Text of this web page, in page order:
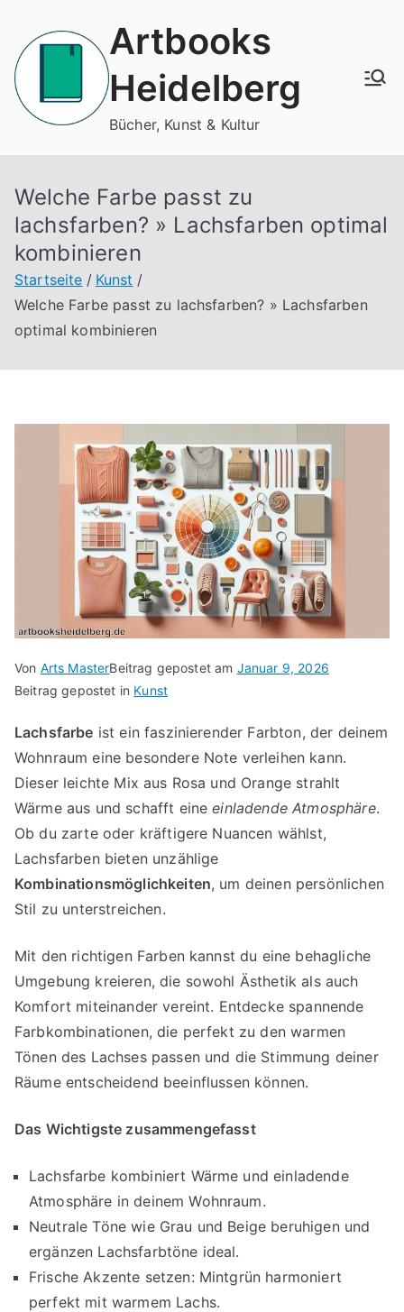
Inhalt
springen
Artbooks
Heidelberg
Bücher, Kunst & Kultur
Welche Farbe passt zu
lachsfarben? » Lachsfarben optimal
kombinieren
Startseite
Kunst
Welche Farbe passt zu lachsfarben? » Lachsfarben
optimal kombinieren
Von Arts MasterBeitrag gepostet am Januar 9, 2026
Beitrag gepostet in Kunst
Lachsfarbe ist ein faszinierender Farbton, der deinem
Wohnraum eine besondere Note verleihen kann.
Dieser leichte Mix aus Rosa und Orange strahlt
Wärme aus und schafft eineeinladende Atmosphäre.
Ob du zarte oder kräftigere Nuancen wählst,
Lachsfarben bieten unzählige
Kombinationsmöglichkeiten, um deinen persönlichen
Stil zu unterstreichen.
Mit den richtigen Farben kannst du eine behagliche
Umgebung kreieren, die sowohl Ästhetik als auch
Komfort miteinander vereint. Entdecke spannende
Farbkombinationen, die perfekt zu den warmen
Tönen des Lachses passen und die Stimmung deiner
Räume entscheidend beeinflussen können.
Das Wichtigste zusammengefasst
Lachsfarbe kombiniert Wärme und einladende
Atmosphäre in deinem Wohnraum.
Neutrale Töne wie Grau und Beige beruhigen und
ergänzen Lachsfarbtöne ideal.
Frische Akzente setzen: Mintgrün harmoniert
perfekt mit warmem Lachs.